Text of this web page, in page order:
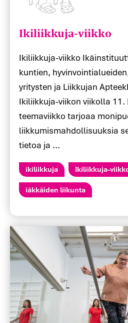
Ikiliikkuja-viikko
Ikiliikkuja-viikko
kuntien,
yritysten ja Liikkujan
Ikiliikkuja-viikon viikolla 11.
teemaviikko tarjoaa
liikkumismahdollisuuksia
tietoa ja ...
ikiliikkuja Ikiliikkuja-
iäkkäiden liikunta